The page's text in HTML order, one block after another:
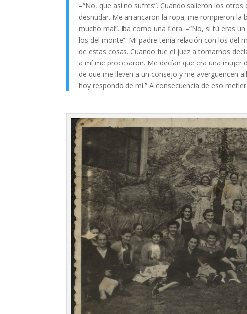
–“No, que así no sufres”. Cuando salieron los
desnudar. Me arrancaron la ropa, me rompieron la
mucho mal”. Iba como una fiera. –“No, si tú eras
los del monte”. Mi padre tenía relación con los del
de estas cosas. Cuando fue el juez a tomarnos
a mí me procesaron. Me decían que era una mujer
de que me lleven a un consejo y me avergüencen
hoy respondo de mí.” A consecuencia de eso